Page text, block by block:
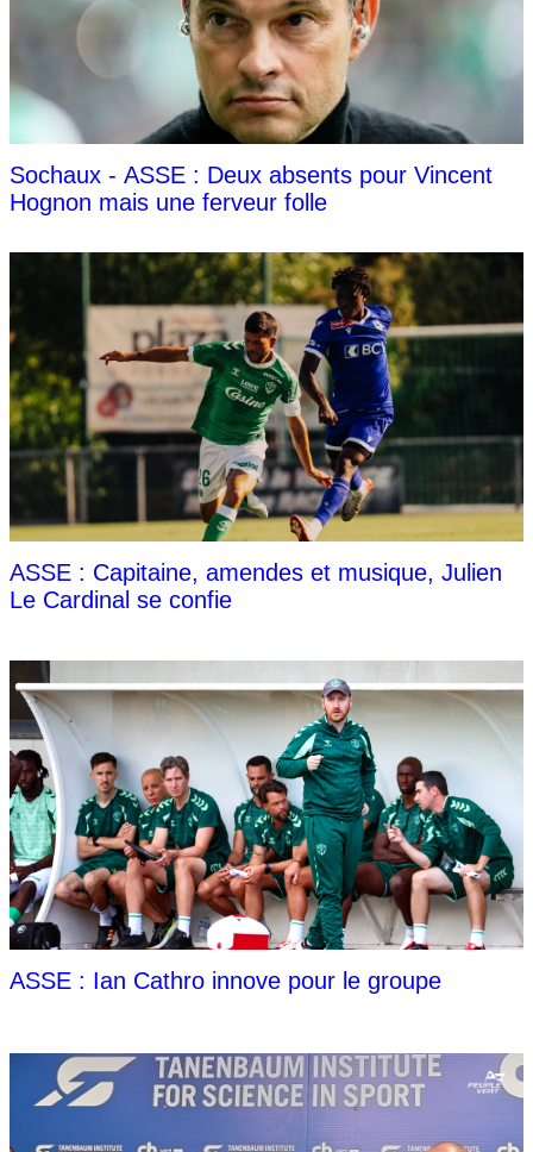
Sochaux - ASSE : Deux absents pour Vincent
Hognon mais une ferveur folle
ASSE : Capitaine, amendes et musique, Julien
Le Cardinal se confie
ASSE : Ian Cathro innove pour le groupe